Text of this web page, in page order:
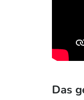
Das